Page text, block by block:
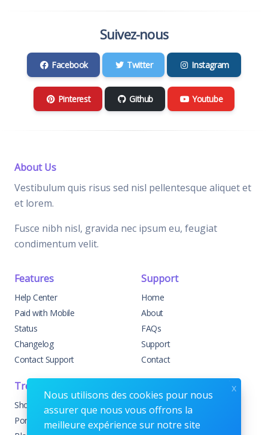
Suivez-nous
Facebook Twitter Instagram
Pinterest Github Youtube
About Us
Vestibulum quis risus sed nisl pellentesque aliquet et
et lorem.
Fusce nibh nisl, gravida nec ipsum eu, feugiat
condimentum velit.
Features
Help Center
Paid with Mobile
Status
Changelog
Contact Support
Support
Home
About
FAQs
Support
Contact
Trending
Shop
Portfolio
Knowledge Center
Custom Development
Nous utilisons des cookies pour nous
assurer que nous vous offrons la
meilleure expérience sur notre site
x